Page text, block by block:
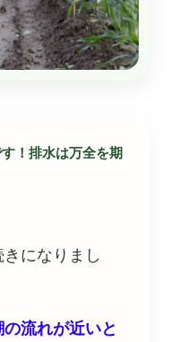
！排水は万全を期
になりまし
流れが近いと